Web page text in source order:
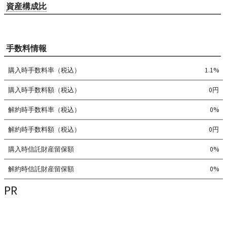
資産構成比
手数料情報
購入時手数料率（税込） 1.1%
購入時手数料額（税込） 0円
解約時手数料率（税込） 0%
解約時手数料額（税込） 0円
購入時信託財産留保額 0%
解約時信託財産留保額 0%
PR